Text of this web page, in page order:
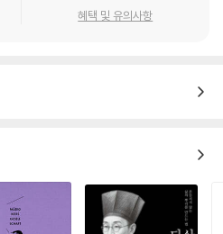
록 했다. 고려 초 균여는 의상의 저술을
으로 의식집에 수록, 불교의식에서 독송
혜택 및 유의사항